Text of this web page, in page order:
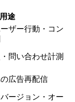
用途
ザー行動・コン
問い合わせ計測
広告再配信
ージョン・オー